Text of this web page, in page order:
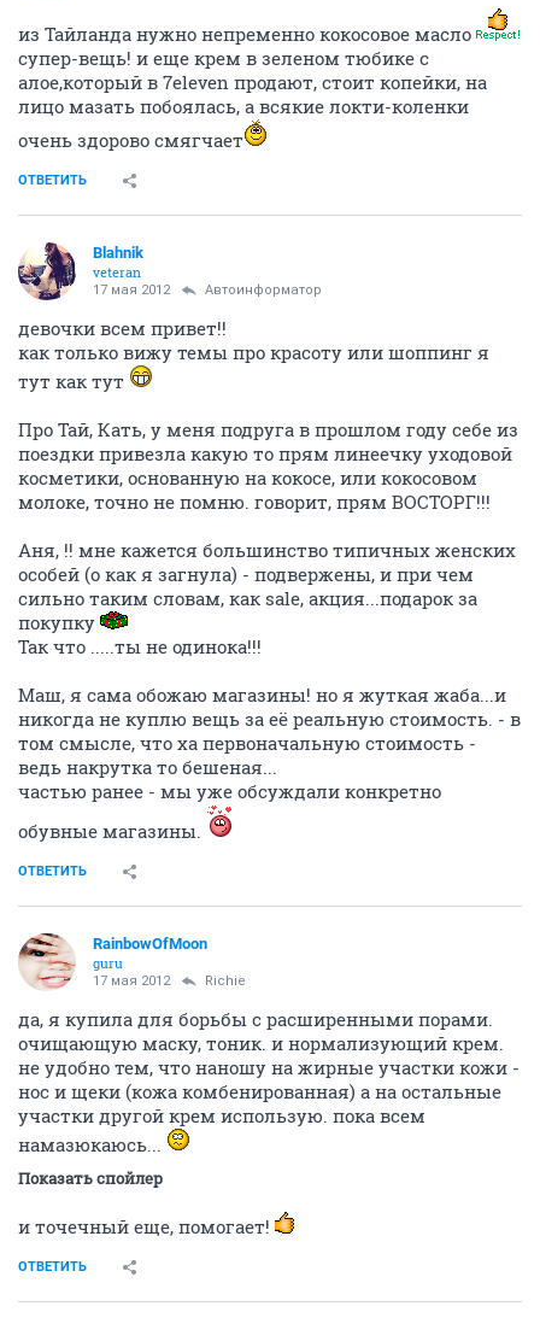
из Тайланда нужно непременно кокосовое масло
супер-вещь! и еще крем в зеленом тюбике с
алое,который в 7eleven продают, стоит копейки, на
лицо мазать побоялась, а всякие локти-коленки
очень здорово смягчает
ОТВЕТИТЬ
Blahnik
veteran
17 мая 2012 Автоинформатор
девочки всем привет!!
как только вижу темы про красоту или шоппинг я
тут как тут
Про Тай, Кать, у меня подруга в прошлом году себе из
поездки привезла какую то прям линеечку уходовой
косметики, основанную на кокосе, или кокосовом
молоке, точно не помню. говорит, прям ВОСТОРГ!!!
Аня, !! мне кажется большинство типичных женских
особей (о как я загнула) - подвержены, и при чем
сильно таким словам, как sale, акция...подарок за
покупку
Так что .....ты не одинока!!!
Маш, я сама обожаю магазины! но я жуткая жаба...и
никогда не куплю вещь за её реальную стоимость. - в
том смысле, что ха первоначальную стоимость -
ведь накрутка то бешеная...
частью ранее - мы уже обсуждали конкретно
обувные магазины.
ОТВЕТИТЬ
RainbowOfMoon
guru
17 мая 2012 Richie
да, я купила для борьбы с расширенными порами.
очищающую маску, тоник. и нормализующий крем.
не удобно тем, что наношу на жирные участки кожи -
нос и щеки (кожа комбенированная) а на остальные
участки другой крем использую. пока всем
намазюкаюсь...
Показать спойлер
и точечный еще, помогает!
ОТВЕТИТЬ